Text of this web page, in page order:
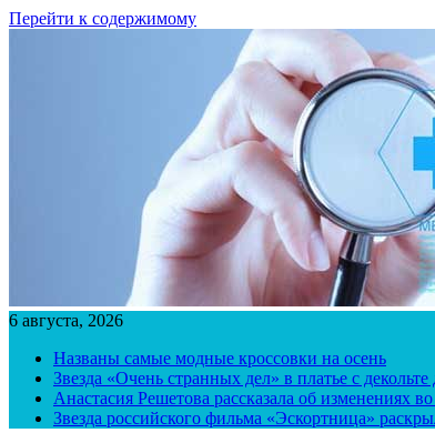
Перейти к содержимому
6 августа, 2026
Названы самые модные кроссовки на осень
Звезда «Очень странных дел» в платье с
Анастасия Решетова рассказала об изменениях
Звезда российского фильма «Эскортница»